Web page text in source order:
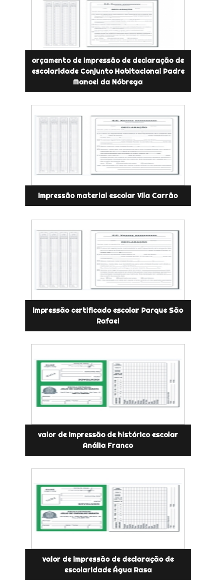
orçamento de impressão de declaração de
escolaridade Conjunto Habitacional Padre
Manoel da Nóbrega
impressão material escolar Vila Carrão
impressão certificado escolar Parque São
Rafael
valor de impressão de histórico escolar
Anália Franco
valor de impressão de declaração de
escolaridade Água Rasa